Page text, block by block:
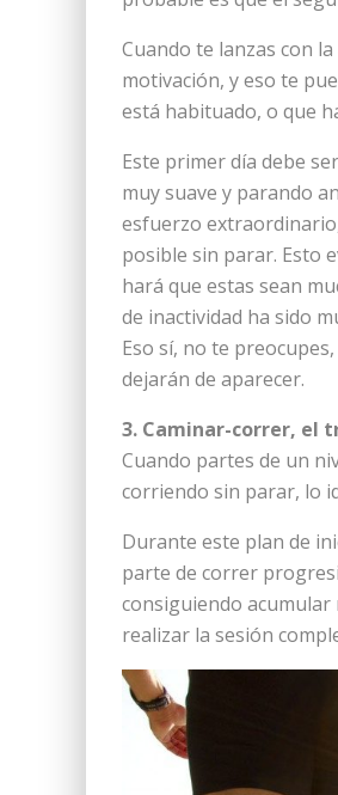
Cuando te lanzas con
motivación, y eso te
está habituado, o que
Este primer día debe
muy suave y parando
esfuerzo
posible sin parar. Esto
hará que estas sean
de inactividad ha sido
Eso sí, no te
dejarán de aparecer.
3. Caminar-correr, el
Cuando partes de un
corriendo sin parar, lo
Durante este plan de
parte de correr
consiguiendo acumular
realizar la sesión